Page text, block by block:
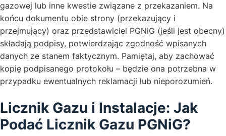
gazowej lub inne kwestie związane z przekazaniem. Na
końcu dokumentu obie strony (przekazujący i
przejmujący) oraz przedstawiciel PGNiG (jeśli jest obecny)
składają podpisy, potwierdzając zgodność wpisanych
danych ze stanem faktycznym. Pamiętaj, aby zachować
kopię podpisanego protokołu – będzie ona potrzebna w
przypadku ewentualnych reklamacji lub nieporozumień.
Licznik Gazu i Instalacje: Jak
Podać Licznik Gazu PGNiG?